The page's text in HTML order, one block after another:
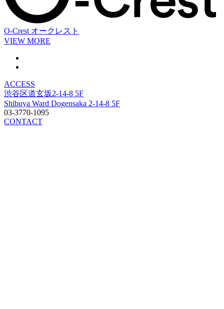
O-Crest オークレスト
VIEW MORE
ACCESS
渋谷区道玄坂2-14-8 5F
Shibuya Ward Dogensaka 2-14-8 5F
03-3770-1095
CONTACT